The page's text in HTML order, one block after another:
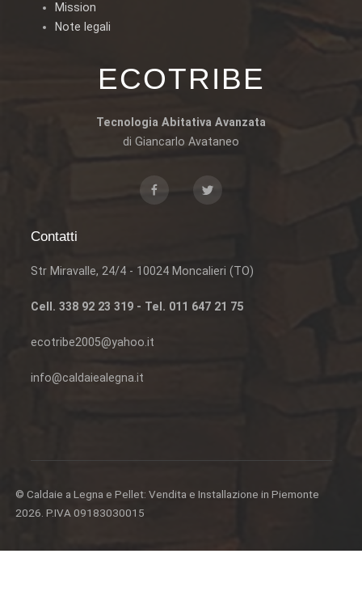
Mission
Note legali
ECOTRIBE
Tecnologia Abitativa Avanzata
di Giancarlo Avataneo
Contatti
Str Miravalle, 24/4 - 10024 Moncalieri (TO)
Cell. 338 92 23 319 - Tel. 011 647 21 75
ecotribe2005@yahoo.it
info@caldaiealegna.it
© Caldaie a Legna e Pellet: Vendita e Installazione in Piemonte
2026. P.IVA 09183030015